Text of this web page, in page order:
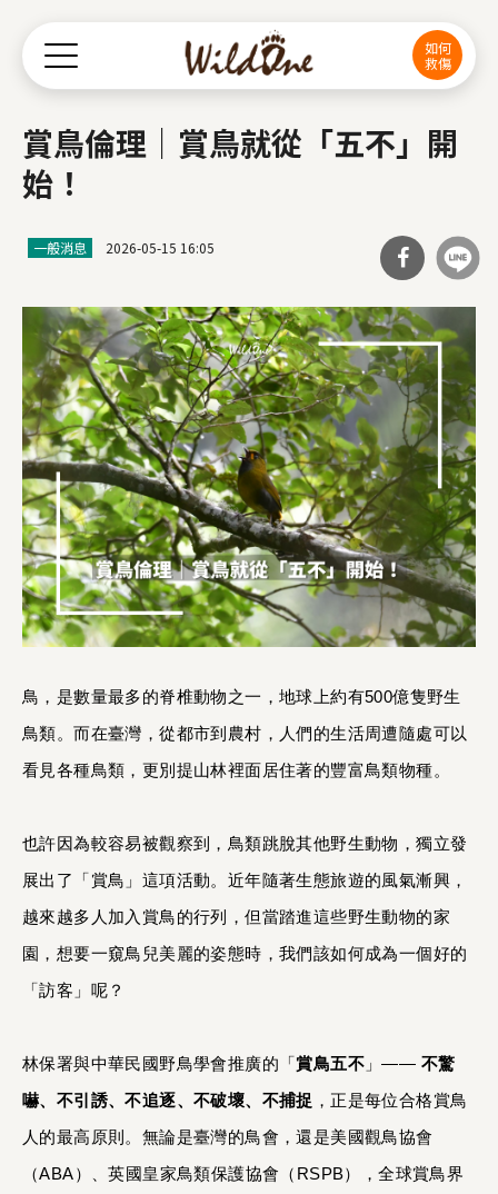
賞鳥倫理｜賞鳥就從「五不」開
始！
一般消息 2026-05-15 16:05
分享
到Fa
cebo
鳥，是數量最多的脊椎動物之一，地球上約有500億隻野生
鳥類。而在臺灣，從都市到農村，人們的生活周遭隨處可以
看見各種鳥類，更別提山林裡面居住著的豐富鳥類物種。
也許因為較容易被觀察到，鳥類跳脫其他野生動物，獨立發
展出了「賞鳥」這項活動。近年隨著生態旅遊的風氣漸興，
越來越多人加入賞鳥的行列，但當踏進這些野生動物的家
園，想要一窺鳥兒美麗的姿態時，我們該如何成為一個好的
「訪客」呢？
林保署與中華民國野鳥學會推廣的「 賞鳥五不」—— 不驚
嚇、不引誘、不追逐、不破壞、不捕捉 ，正是每位合格賞鳥
人的最高原則。無論是臺灣的鳥會，還是美國觀鳥協會
（ABA）、英國皇家鳥類保護協會（RSPB），全球賞鳥界
如何
救傷